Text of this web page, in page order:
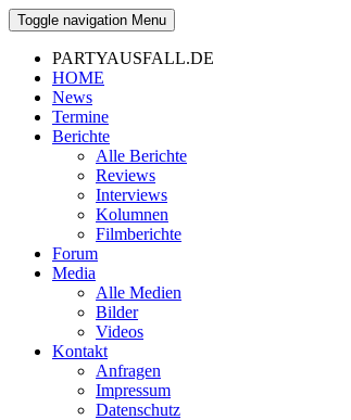
Toggle navigation Menu
PARTYAUSFALL.DE
HOME
News
Termine
Berichte
Alle Berichte
Reviews
Interviews
Kolumnen
Filmberichte
Forum
Media
Alle Medien
Bilder
Videos
Kontakt
Anfragen
Impressum
Datenschutz